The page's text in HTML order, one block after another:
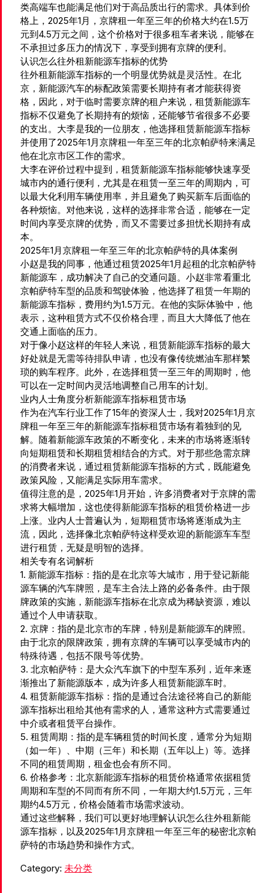
类高端车也能满足他们对于高品质出行的需求。具体到价
格上，2025年1月，京牌租一年至三年的价格大约在1.5万
元到4.5万元之间，这个价格对于很多租车者来说，能够在
不承担过多压力的情况下，享受到拥有京牌的便利。
认识怎么往外租新能源车指标的优势
往外租新能源车指标的一个明显优势就是灵活性。在北
京，新能源汽车的标配政策需要长期持有者才能获得资
格，因此，对于临时需要京牌的租户来说，租赁新能源车
指标不仅避免了长期持有的烦恼，还能够节省很多不必要
的支出。大李是我的一位朋友，他选择租赁新能源车指标
并使用了2025年1月京牌租一年至三年的北京帕萨特来满足
他在北京市区工作的需求。
大李在评价过程中提到，租赁新能源车指标能够快速享受
城市内的通行便利，尤其是在租赁一至三年的周期内，可
以最大化利用车辆使用率，并且避免了购买新车后面临的
各种烦恼。对他来说，这样的选择非常合适，能够在一定
时间内享受京牌的优势，而又不需要过多担忧长期持有成
本。
2025年1月京牌租一年至三年的北京帕萨特的具体案例
小赵是我的同事，他通过租赁2025年1月起租的北京帕萨特
新能源车，成功解决了自己的交通问题。小赵非常看重北
京帕萨特车型的品质和驾驶体验，他选择了租赁一年期的
新能源车指标，费用约为1.5万元。在他的实际体验中，他
表示，这种租赁方式不仅价格合理，而且大大降低了他在
交通上面临的压力。
对于像小赵这样的年轻人来说，租赁新能源车指标的最大
好处就是无需等待排队申请，也没有像传统燃油车那样繁
琐的购车程序。此外，在选择租赁一至三年的周期时，他
可以在一定时间内灵活地调整自己用车的计划。
业内人士角度分析新能源车指标租赁市场
作为在汽车行业工作了15年的资深人士，我对2025年1月京
牌租一年至三年的新能源车指标租赁市场有着独到的见
解。随着新能源车政策的不断变化，未来的市场将逐渐转
向短期租赁和长期租赁相结合的方式。对于那些急需京牌
的消费者来说，通过租赁新能源车指标的方式，既能避免
政策风险，又能满足实际用车需求。
值得注意的是，2025年1月开始，许多消费者对于京牌的需
求将大幅增加，这也使得新能源车指标的租赁价格进一步
上涨。业内人士普遍认为，短期租赁市场将逐渐成为主
流，因此，选择像北京帕萨特这样受欢迎的新能源车车型
进行租赁，无疑是明智的选择。
相关专有名词解析
1. 新能源车指标：指的是在北京等大城市，用于登记新能
源车辆的汽车牌照，是车主合法上路的必备条件。由于限
牌政策的实施，新能源车指标在北京成为稀缺资源，难以
通过个人申请获取。
2. 京牌：指的是北京市的车牌，特别是新能源车的牌照。
由于北京的限牌政策，拥有京牌的车辆可以享受城市内的
特殊待遇，包括不限号等优势。
3. 北京帕萨特：是大众汽车旗下的中型车系列，近年来逐
渐推出了新能源版本，成为许多人租赁新能源车时。
4. 租赁新能源车指标：指的是通过合法途径将自己的新能
源车指标出租给其他有需求的人，通常这种方式需要通过
中介或者租赁平台操作。
5. 租赁周期：指的是车辆租赁的时间长度，通常分为短期
（如一年）、中期（三年）和长期（五年以上）等。选择
不同的租赁周期，租金也会有所不同。
6. 价格参考：北京新能源车指标的租赁价格通常依据租赁
周期和车型的不同而有所不同，一年期大约1.5万元，三年
期约4.5万元，价格会随着市场需求波动。
通过这些解释，我们可以更好地理解认识怎么往外租新能
源车指标，以及2025年1月京牌租一年至三年的秘密北京帕
萨特的市场趋势和操作方式。
Category: 未分类